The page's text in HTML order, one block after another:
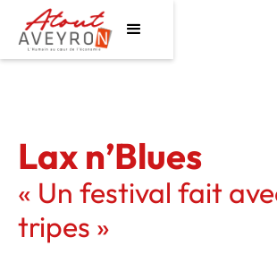
Lax n’Blues
« Un festival fait
tripes »